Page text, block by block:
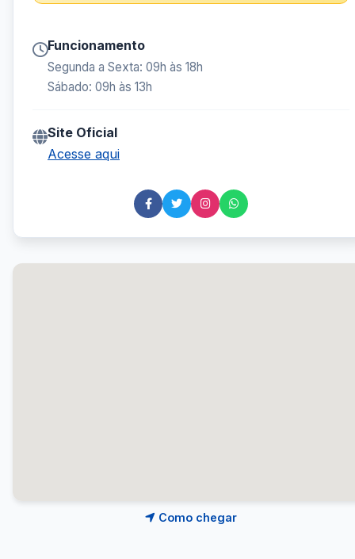
Funcionamento
Segunda a Sexta: 09h às 18h
Sábado: 09h às 13h
Site Oficial
Acesse aqui
Como chegar